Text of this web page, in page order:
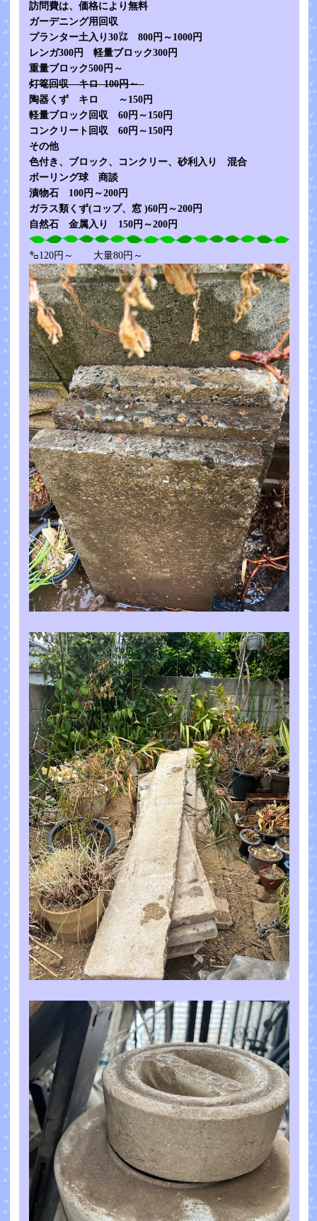
訪問費は、価格により無料
ガーデニング用回収
プランター土入り30㍑ 800円～1000円
レンガ300円 軽量ブロック300円
重量ブロック500円～
灯篭回収 キロ 100円～
陶器くず キロ ～150円
軽量ブロック回収 60円～150円
コンクリート回収 60円～150円
その他
色付き、ブロック、コンクリー、砂利入り 混合
ボーリング球 商談
漬物石 100円～200円
ガラス類くず(コップ、窓 )60円～200円
自然石 金属入り 150円～200円
㌔120円～ 大量80円～